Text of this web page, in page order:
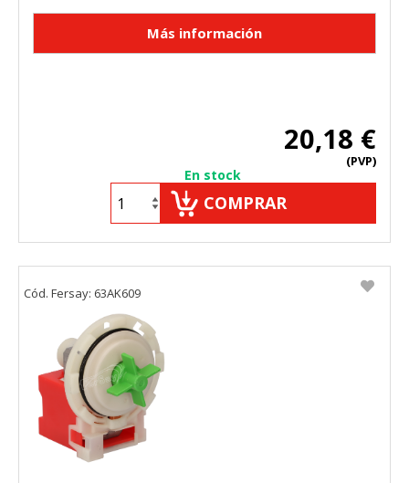
20,18 €
(PVP)
En stock
COMPRAR
Cód. Fersay: 63AK609